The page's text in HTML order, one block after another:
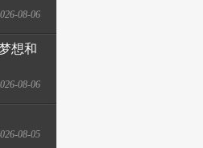
08-06
想和
08-06
08-05